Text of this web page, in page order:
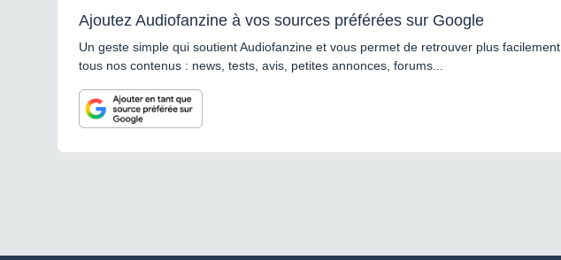
Ajoutez Audiofanzine à vos sources préférées sur Google
Un geste simple qui soutient Audiofanzine et vous permet de retrouver plus facilement
tous nos contenus : news, tests, avis, petites annonces, forums...